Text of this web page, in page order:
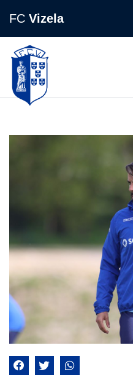
FC Vizela